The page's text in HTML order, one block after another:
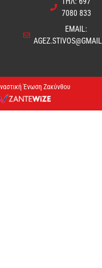
7080 833
EMAIL:
Ένωση Ζακύνθου